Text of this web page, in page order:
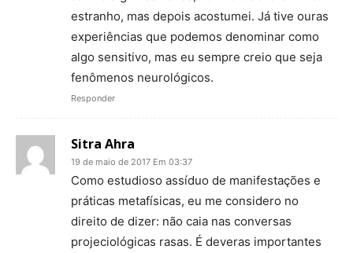
estranho, mas depois acostumei. Já tive ouras
experiências que podemos denominar como
algo sensitivo, mas eu sempre creio que seja
fenômenos neurológicos.
Responder
Sitra Ahra
19 de maio de 2017 Em 03:37
Como estudioso assíduo de manifestações e
práticas metafísicas, eu me considero no
direito de dizer: não caia nas conversas
projeciológicas rasas. É deveras importantes